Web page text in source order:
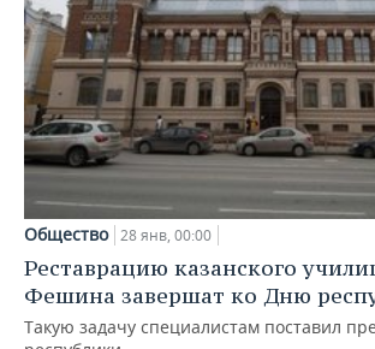
Общество 28 янв, 00:00
Реставрацию казанского
Фешина завершат ко Дню
Такую задачу специалистам поставил